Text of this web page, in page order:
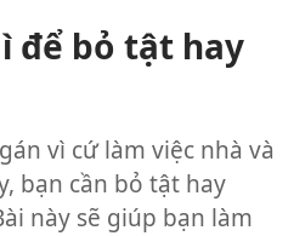
để bỏ tật hay
vì cứ làm việc nhà và
bạn cần bỏ tật hay
này sẽ giúp bạn làm